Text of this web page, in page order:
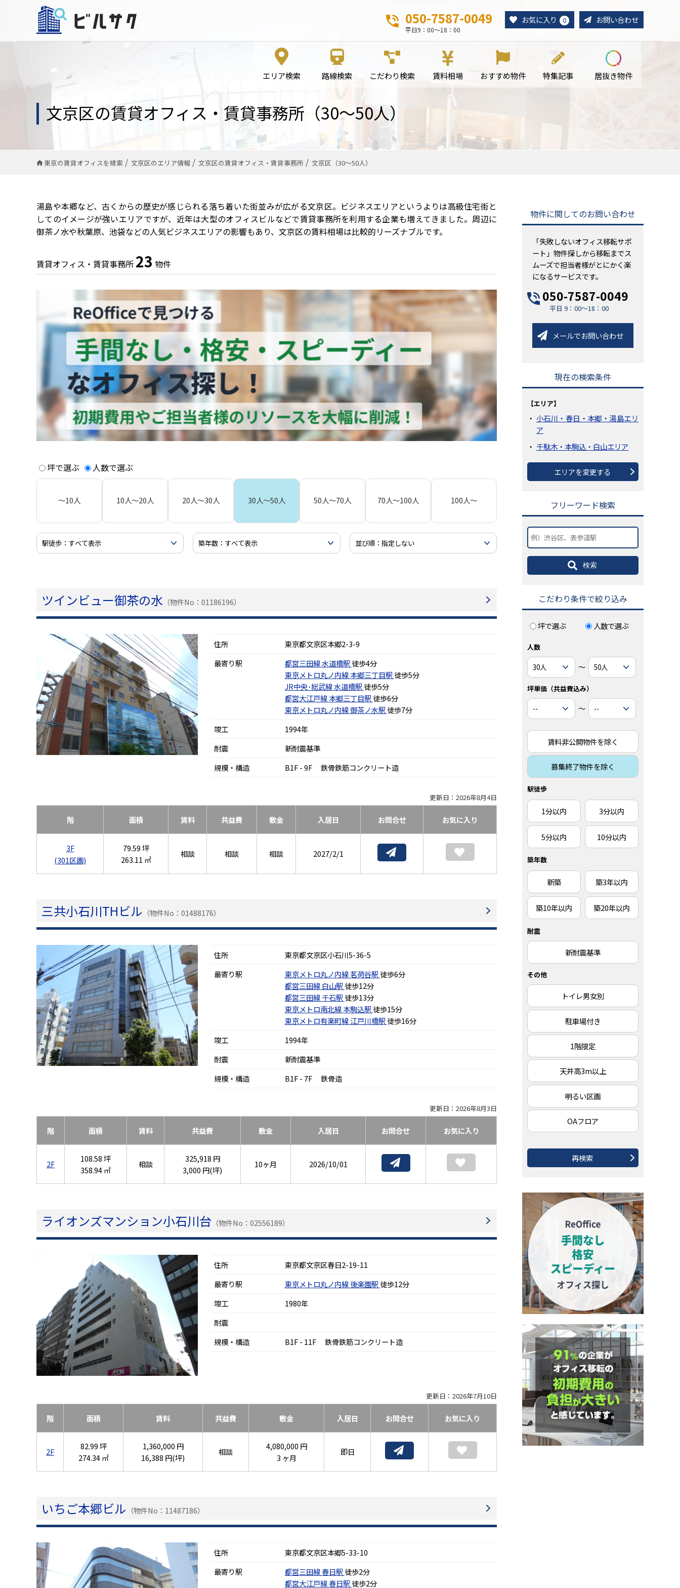
050-7587-0049
平日9：00～18：00
お気に入り 0 お問い合わせ
エリア検索 路線検索 こだわり検索 賃料相場 おすすめ物件 特集記事 居抜き物件
文京区の賃貸オフィス・賃貸事務所（30〜50人）
東京の賃貸オフィスを検索 文京区のエリア情報 文京区の賃貸オフィス・賃貸事務所 文京区（30〜50人）
湯島や本郷など、古くからの歴史が感じられる落ち着いた街並みが広がる文京区。ビジネスエリアというよりは高級住宅街と
してのイメージが強いエリアですが、近年は大型のオフィスビルなどで賃貸事務所を利用する企業も増えてきました。周辺に
御茶ノ水や秋葉原、池袋などの人気ビジネスエリアの影響もあり、文京区の賃料相場は比較的リーズナブルです。
賃貸オフィス・賃貸事務所 23 物件
坪で選ぶ 人数で選ぶ
～10人 10人～20人 20人～30人 30人～50人 50人～70人 70人～100人 100人～
ツインビュー御茶の水 （物件No：01186196）
住所
東京都文京区本郷2-3-9
最寄り駅
都営三田線水道橋駅 徒歩4分
東京メトロ丸ノ内線本郷三丁目駅 徒歩5分
JR中央･総武線水道橋駅 徒歩5分
都営大江戸線本郷三丁目駅 徒歩6分
東京メトロ丸ノ内線御茶ノ水駅 徒歩7分
竣工
1994年
耐震
新耐震基準
規模・構造
B1F - 9F 鉄骨鉄筋コンクリート造
更新日：2026年8月4日
階 面積 賃料 共益費 敷金 入居日 お問合せ お気に入り
3F
(301区画)
79.59 坪
263.11 ㎡
相談 相談 相談 2027/2/1
三共小石川THビル （物件No：01488176）
住所
東京都文京区小石川5-36-5
最寄り駅
東京メトロ丸ノ内線茗荷谷駅 徒歩6分
都営三田線白山駅 徒歩12分
都営三田線千石駅 徒歩13分
東京メトロ南北線本駒込駅 徒歩15分
東京メトロ有楽町線江戸川橋駅 徒歩16分
竣工
1994年
耐震
新耐震基準
規模・構造
B1F - 7F 鉄骨造
更新日：2026年8月3日
階 面積 賃料 共益費 敷金 入居日 お問合せ お気に入り
2F
108.58 坪
358.94 ㎡
相談
325,918 円
3,000 円(坪)
10ヶ月 2026/10/01
ライオンズマンション小石川台 （物件No：02556189）
住所
東京都文京区春日2-19-11
最寄り駅
東京メトロ丸ノ内線後楽園駅 徒歩12分
竣工
1980年
耐震
規模・構造
B1F - 11F 鉄骨鉄筋コンクリート造
更新日：2026年7月10日
階 面積 賃料 共益費 敷金 入居日 お問合せ お気に入り
2F
82.99 坪
274.34 ㎡
1,360,000 円
16,388 円(坪)
相談
4,080,000 円
3 ヶ月
即日
いちご本郷ビル （物件No：11487186）
住所
東京都文京区本郷5-33-10
最寄り駅
都営三田線春日駅 徒歩2分
都営大江戸線春日駅 徒歩2分
物件に関してのお問い合わせ
「失敗しないオフィス移転サポ
ート」物件探しから移転までス
ムーズで担当者様がとにかく楽
になるサービスです。
050-7587-0049
平日 9：00～18：00
メールでお問い合わせ
現在の検索条件
【エリア】
小石川・春日・本郷・湯島エリ
ア
千駄木・本駒込・白山エリア
エリアを変更する
フリーワード検索
検索
こだわり条件で絞り込み
坪で選ぶ 人数で選ぶ
人数
～
坪単価（共益費込み）
～
賃料非公開物件を除く
募集終了物件を除く
駅徒歩
1分以内 3分以内
5分以内 10分以内
築年数
新築 築3年以内
築10年以内 築20年以内
耐震
新耐震基準
その他
トイレ男女別
駐車場付き
1階限定
天井高3m以上
明るい区画
OAフロア